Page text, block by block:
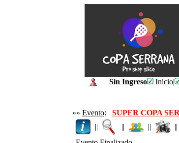
Sin Ingreso Inicio|
»» Evento: SUPER COPA
||
|| ||
||